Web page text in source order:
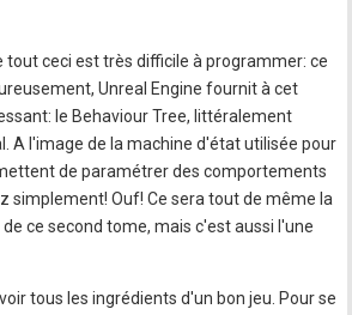
tout ceci est très difficile à programmer: ce
Unreal Engine fournit à cet
le Behaviour Tree, littéralement
A l'image de la machine d'état utilisée pour
de paramétrer des comportements
simplement! Ouf! Ce sera tout de même la
ce second tome, mais c'est aussi l'une
tous les ingrédients d'un bon jeu. Pour se